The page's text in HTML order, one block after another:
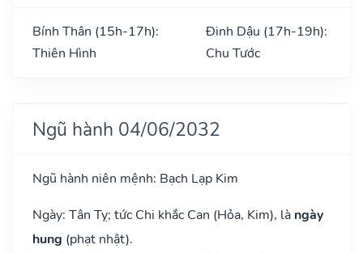
Bính Thân (15h-17h):
Thiên Hình
Đinh Dậu (17h-19h):
Chu Tước
Ngũ hành 04/06/2032
Ngũ hành niên mệnh: Bạch Lạp Kim
Ngày: Tân Tỵ; tức Chi khắc Can (Hỏa, Kim), là ngày
hung (phạt nhật).